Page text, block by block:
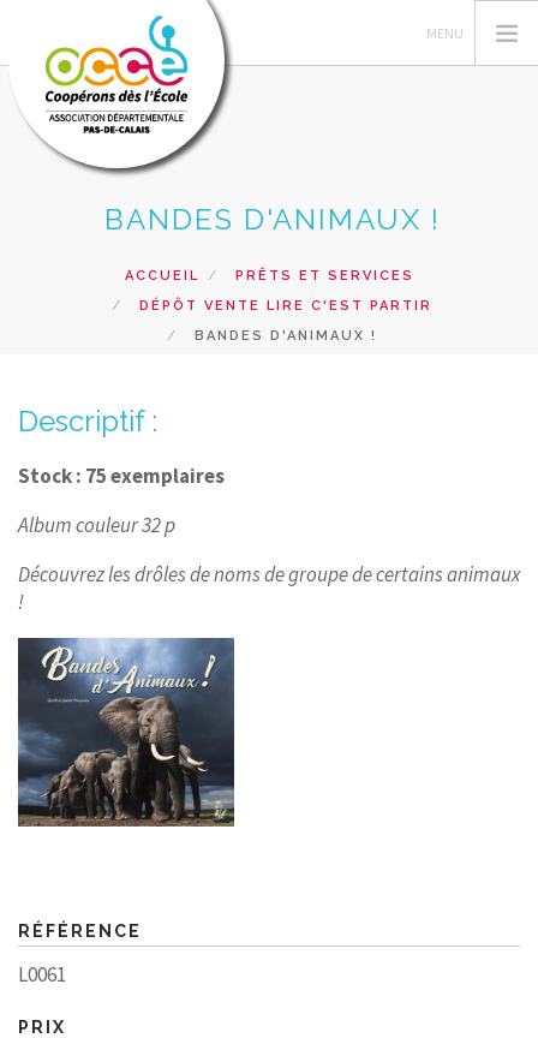
L'OCCE 62
RESSOURCES ET SERVICES
RECHERCHER
CONTACT
BANDES D'ANIMAUX !
ACCUEIL
PRÊTS ET SERVICES
DÉPÔT VENTE LIRE C'EST PARTIR
BANDES D'ANIMAUX !
Descriptif :
Stock : 75 exemplaires
Album couleur 32 p
Découvrez les drôles de noms de groupe de certains animaux
!
RÉFÉRENCE
L0061
PRIX